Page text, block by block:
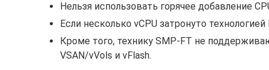
Нельзя использовать горячее добавление
Если несколько vCPU затронуто
Кроме того, технику SMP-FT не
VSAN/vVols и vFlash.